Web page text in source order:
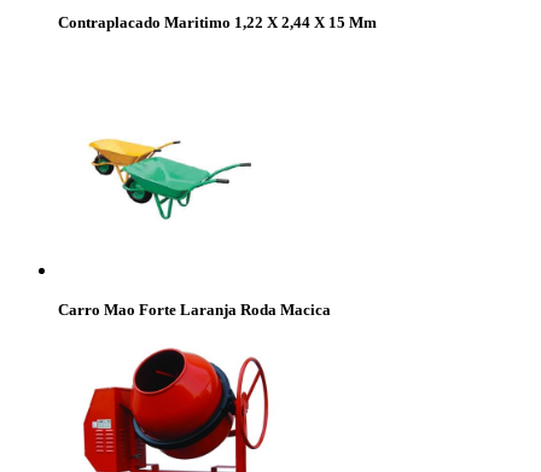
Contraplacado Maritimo 1,22 X 2,44 X 15 Mm
Carro Mao Forte Laranja Roda Macica